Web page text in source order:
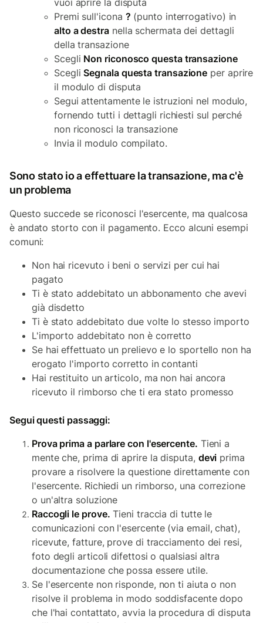
vuoi aprire la disputa
Premi sull'icona ? (punto interrogativo) in
alto a destranella schermata dei dettagli
della transazione
Scegli Non riconosco questa transazione
ScegliSegnala questa transazione per aprire
il modulo di disputa
Segui attentamente le istruzioni nel modulo,
fornendo tutti i dettagli richiesti sul perché
non riconosci la transazione
Invia il modulo compilato.
Sono stato io a effettuare la transazione, ma c'è
un problema
Questo succede se riconosci l'esercente, ma qualcosa
è andato storto con il pagamento. Ecco alcuni esempi
comuni:
Non hai ricevuto i beni o servizi per cui hai
pagato
Ti è stato addebitato un abbonamento che avevi
già disdetto
Ti è stato addebitato due volte lo stesso importo
L'importo addebitato non è corretto
Se hai effettuato un prelievo e lo sportello non ha
erogato l'importo corretto in contanti
Hai restituito un articolo, ma non hai ancora
ricevuto il rimborso che ti era stato promesso
Segui questi passaggi:
Prova prima a parlare con l'esercente. Tieni a
mente che, prima di aprire la disputa, devi prima
provare a risolvere la questione direttamente con
l'esercente. Richiedi un rimborso, una correzione
o un'altra soluzione
Raccogli le prove. Tieni traccia di tutte le
comunicazioni con l'esercente (via email, chat),
ricevute, fatture, prove di tracciamento dei resi,
foto degli articoli difettosi o qualsiasi altra
documentazione che possa essere utile.
Se l'esercente non risponde, non ti aiuta o non
risolve il problema in modo soddisfacente dopo
che l'hai contattato, avvia la procedura di disputa